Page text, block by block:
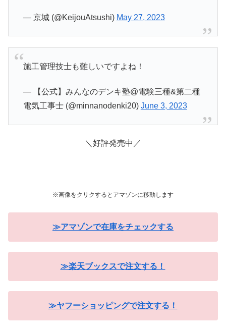
— 京城 (@KeijouAtsushi) May 27, 2023
施工管理技士も難しいですよね！
— 【公式】みんなのデンキ塾@電験三種&第二種
電気工事士 (@minnanodenki20) June 3, 2023
＼好評発売中／
※画像をクリクするとアマゾンに移動します
≫アマゾンで在庫をチェックする
≫楽天ブックスで注文する！
≫ヤフーショッピングで注文する！